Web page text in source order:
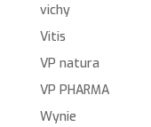
vichy
Vitis
VP natura
VP PHARMA
Wynie